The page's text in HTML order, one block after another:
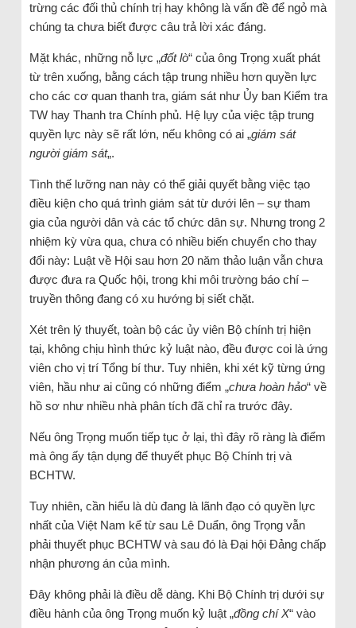
trừng các đối thủ chính trị hay không là vấn đề để ngỏ mà
chúng ta chưa biết được câu trả lời xác đáng.
Mặt khác, những nỗ lực „đốt lò“ của ông Trọng xuất phát
từ trên xuống, bằng cách tập trung nhiều hơn quyền lực
cho các cơ quan thanh tra, giám sát như Ủy ban Kiểm tra
TW hay Thanh tra Chính phủ. Hệ lụy của việc tập trung
quyền lực này sẽ rất lớn, nếu không có ai „giám sát
người giám sát„.
Tình thế lưỡng nan này có thể giải quyết bằng việc tạo
điều kiện cho quá trình giám sát từ dưới lên – sự tham
gia của người dân và các tổ chức dân sự. Nhưng trong 2
nhiệm kỳ vừa qua, chưa có nhiều biến chuyển cho thay
đổi này: Luật về Hội sau hơn 20 năm thảo luận vẫn chưa
được đưa ra Quốc hội, trong khi môi trường báo chí –
truyền thông đang có xu hướng bị siết chặt.
Xét trên lý thuyết, toàn bộ các ủy viên Bộ chính trị hiện
tại, không chịu hình thức kỷ luật nào, đều được coi là ứng
viên cho vị trí Tổng bí thư. Tuy nhiên, khi xét kỹ từng ứng
viên, hầu như ai cũng có những điểm „chưa hoàn hảo“ về
hồ sơ như nhiều nhà phân tích đã chỉ ra trước đây.
Nếu ông Trọng muốn tiếp tục ở lại, thì đây rõ ràng là điểm
mà ông ấy tận dụng để thuyết phục Bộ Chính trị và
BCHTW.
Tuy nhiên, cần hiểu là dù đang là lãnh đạo có quyền lực
nhất của Việt Nam kể từ sau Lê Duẩn, ông Trọng vẫn
phải thuyết phục BCHTW và sau đó là Đại hội Đảng chấp
nhận phương án của mình.
Đây không phải là điều dễ dàng. Khi Bộ Chính trị dưới sự
điều hành của ông Trọng muốn kỷ luật „đồng chí X“ vào